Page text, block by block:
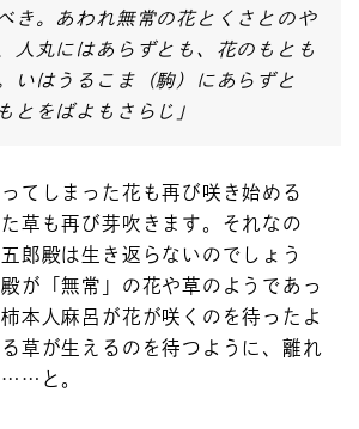
き。あわれ無常の花とくさとのや
人丸にはあらずとも、花のもとも
いはうるこま（駒）にあらずと
とをばよもさらじ」
てしまった花も再び咲き始める
草も再び芽吹きます。それなの
郎殿は生き返らないのでしょう
が「無常」の花や草のようであっ
本人麻呂が花が咲くのを待ったよ
草が生えるのを待つように、離れ
……と。